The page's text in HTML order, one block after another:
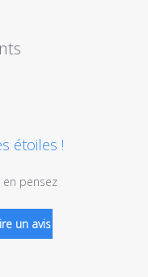
étoiles !
pensez
un avis